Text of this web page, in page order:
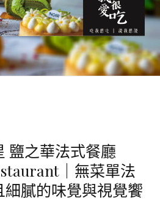
o
k
g
r
a
鹽之華法式餐廳
｜無菜單法
膩的味覺與視覺饗